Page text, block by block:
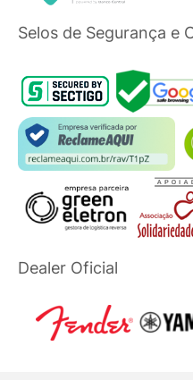
Selos de Segurança e
Dealer Oficial